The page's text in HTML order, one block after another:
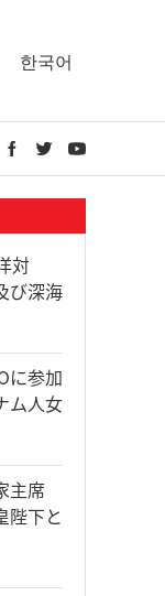
한국어
対
び深海
に参加
ム人女
主席
陛下と